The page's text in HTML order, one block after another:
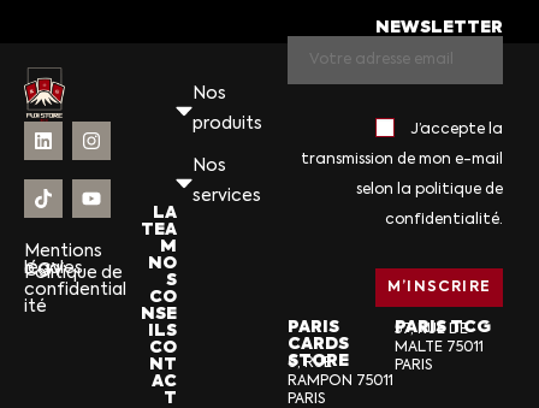
Mentions
légales
CGV
Politique de
confidential
ité
Nos
produits
Nos
services
LA
TEA
M
NO
S
CO
NSE
ILS
CO
NT
AC
T
NEWSLETTER
J’accepte la
transmission de mon e-mail
selon la politique de
confidentialité.
PARIS
CARDS
STORE
6, RUE
RAMPON 75011
PARIS
PARIS TCG
57, RUE DE
MALTE 75011
PARIS